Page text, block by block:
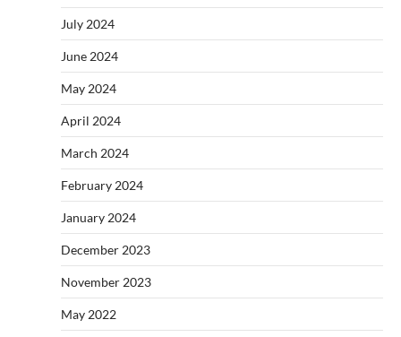
July 2024
June 2024
May 2024
April 2024
March 2024
February 2024
January 2024
December 2023
November 2023
May 2022